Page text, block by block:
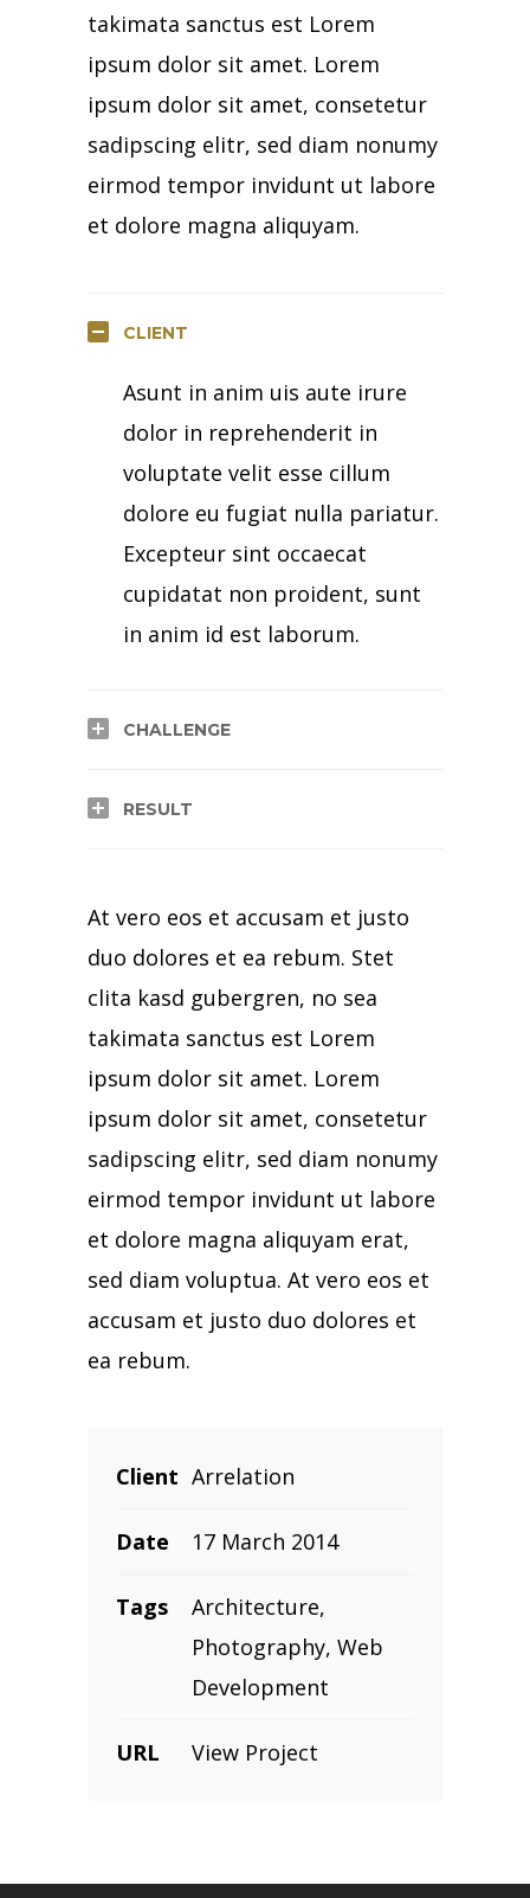
takimata sanctus est Lorem
ipsum dolor sit amet. Lorem
ipsum dolor sit amet, consetetur
sadipscing elitr, sed diam nonumy
eirmod tempor invidunt ut labore
et dolore magna aliquyam.
CLIENT
Asunt in anim uis aute irure
dolor in reprehenderit in
voluptate velit esse cillum
dolore eu fugiat nulla pariatur.
Excepteur sint occaecat
cupidatat non proident, sunt
in anim id est laborum.
CHALLENGE
RESULT
At vero eos et accusam et justo
duo dolores et ea rebum. Stet
clita kasd gubergren, no sea
takimata sanctus est Lorem
ipsum dolor sit amet. Lorem
ipsum dolor sit amet, consetetur
sadipscing elitr, sed diam nonumy
eirmod tempor invidunt ut labore
et dolore magna aliquyam erat,
sed diam voluptua. At vero eos et
accusam et justo duo dolores et
ea rebum.
Client Arrelation
Date 17 March 2014
Tags
Architecture,
Photography, Web
Development
URL View Project